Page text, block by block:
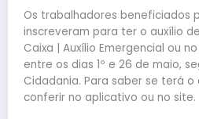
Os trabalhadores beneficiados
inscreveram para ter o auxílio
Caixa | Auxílio Emergencial ou
entre os dias 1º e 26 de maio,
Cidadania. Para saber se terá
conferir no aplicativo ou no site.